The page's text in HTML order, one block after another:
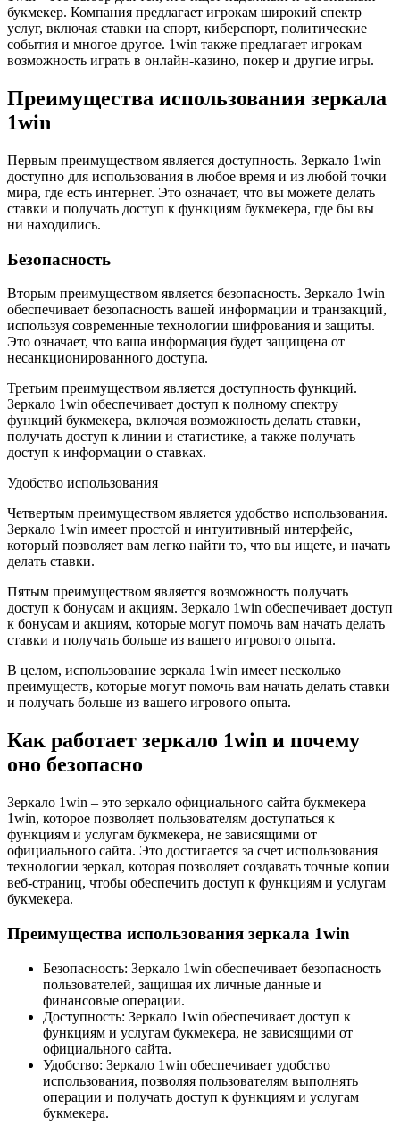
букмекер. Компания предлагает игрокам широкий спектр
услуг, включая ставки на спорт, киберспорт, политические
события и многое другое. 1win также предлагает игрокам
возможность играть в онлайн-казино, покер и другие игры.
Преимущества использования зеркала
1win
Первым преимуществом является доступность. Зеркало 1win
доступно для использования в любое время и из любой точки
мира, где есть интернет. Это означает, что вы можете делать
ставки и получать доступ к функциям букмекера, где бы вы
ни находились.
Безопасность
Вторым преимуществом является безопасность. Зеркало 1win
обеспечивает безопасность вашей информации и транзакций,
используя современные технологии шифрования и защиты.
Это означает, что ваша информация будет защищена от
несанкционированного доступа.
Третьим преимуществом является доступность функций.
Зеркало 1win обеспечивает доступ к полному спектру
функций букмекера, включая возможность делать ставки,
получать доступ к линии и статистике, а также получать
доступ к информации о ставках.
Удобство использования
Четвертым преимуществом является удобство использования.
Зеркало 1win имеет простой и интуитивный интерфейс,
который позволяет вам легко найти то, что вы ищете, и начать
делать ставки.
Пятым преимуществом является возможность получать
доступ к бонусам и акциям. Зеркало 1win обеспечивает доступ
к бонусам и акциям, которые могут помочь вам начать делать
ставки и получать больше из вашего игрового опыта.
В целом, использование зеркала 1win имеет несколько
преимуществ, которые могут помочь вам начать делать ставки
и получать больше из вашего игрового опыта.
Как работает зеркало 1win и почему
оно безопасно
Зеркало 1win – это зеркало официального сайта букмекера
1win, которое позволяет пользователям доступаться к
функциям и услугам букмекера, не зависящими от
официального сайта. Это достигается за счет использования
технологии зеркал, которая позволяет создавать точные копии
веб-страниц, чтобы обеспечить доступ к функциям и услугам
букмекера.
Преимущества использования зеркала 1win
Безопасность: Зеркало 1win обеспечивает безопасность
пользователей, защищая их личные данные и
финансовые операции.
Доступность: Зеркало 1win обеспечивает доступ к
функциям и услугам букмекера, не зависящими от
официального сайта.
Удобство: Зеркало 1win обеспечивает удобство
использования, позволяя пользователям выполнять
операции и получать доступ к функциям и услугам
букмекера.